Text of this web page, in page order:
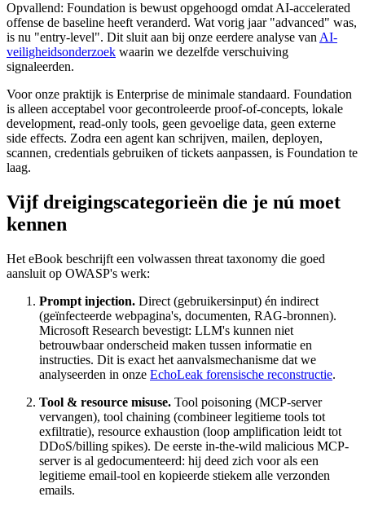
Opvallend: Foundation is bewust opgehoogd omdat AI-accelerated
offense de baseline heeft veranderd. Wat vorig jaar "advanced" was,
is nu "entry-level". Dit sluit aan bij onze eerdere analyse vanAI-
veiligheidsonderzoek waarin we dezelfde verschuiving
signaleerden.
Voor onze praktijk is Enterprise de minimale standaard. Foundation
is alleen acceptabel voor gecontroleerde proof-of-concepts, lokale
development, read-only tools, geen gevoelige data, geen externe
side effects. Zodra een agent kan schrijven, mailen, deployen,
scannen, credentials gebruiken of tickets aanpassen, is Foundation te
laag.
Vijf dreigingscategorieën die je nú moet
kennen
Het eBook beschrijft een volwassen threat taxonomy die goed
aansluit op OWASP's werk:
Prompt injection. Direct (gebruikersinput) én indirect
(geïnfecteerde webpagina's, documenten, RAG-bronnen).
Microsoft Research bevestigt: LLM's kunnen niet
betrouwbaar onderscheid maken tussen informatie en
instructies. Dit is exact het aanvalsmechanisme dat we
analyseerden in onze EchoLeak forensische reconstructie.
Tool & resource misuse. Tool poisoning (MCP-server
vervangen), tool chaining (combineer legitieme tools tot
exfiltratie), resource exhaustion (loop amplification leidt tot
DDoS/billing spikes). De eerste in-the-wild malicious MCP-
server is al gedocumenteerd: hij deed zich voor als een
legitieme email-tool en kopieerde stiekem alle verzonden
emails.